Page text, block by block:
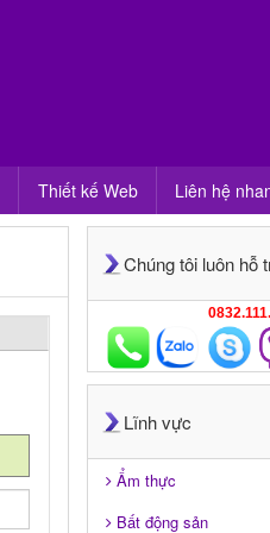
Thiết kế Web Liên hệ
Chúng tôi luôn hỗ
Lĩnh vực
Ẩm thực
Bất động sản